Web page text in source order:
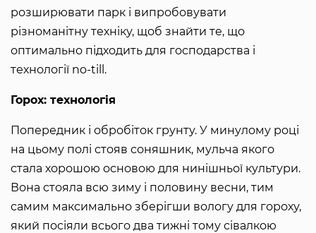
розширювати парк і випробовувати
різноманітну техніку, щоб знайти те, що
оптимально підходить для господарства і
технології no-till.
Горох: технологія
Попередник і обробіток грунту. У минулому році
на цьому полі стояв соняшник, мульча якого
стала хорошою основою для нинішньої культури.
Вона стояла всю зиму і половину весни, тим
самим максимально зберігши вологу для гороху,
який посіяли всього два тижні тому сівалкою